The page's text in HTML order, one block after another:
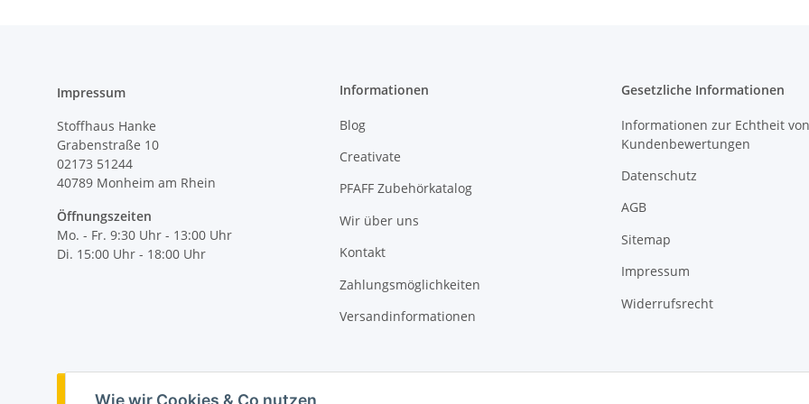
Impressum
Stoffhaus Hanke
Grabenstraße 10
02173 51244
40789 Monheim am Rhein
Öffnungszeiten
Mo. - Fr. 9:30 Uhr - 13:00 Uhr
Di. 15:00 Uhr - 18:00 Uhr
Informationen
Blog
Creativate
PFAFF Zubehörkatalog
Wir über uns
Kontakt
Zahlungsmöglichkeiten
Versandinformationen
Gesetzliche Informationen
Informationen zur Echtheit von
Kundenbewertungen
Datenschutz
AGB
Sitemap
Impressum
Widerrufsrecht
Vertrag widerrufen